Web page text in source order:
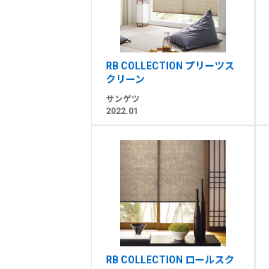
RB COLLECTION プリーツス
クリーン
サンゲツ
2022.01
RB COLLECTION ロールスク